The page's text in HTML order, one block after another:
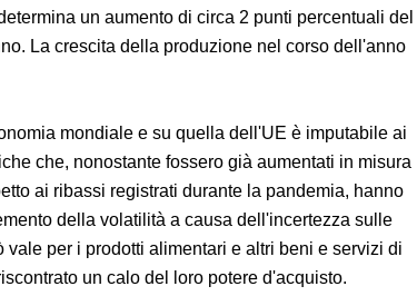
un aumento di circa 2 punti percentuali del
La crescita della produzione nel corso dell'anno
mondiale e su quella dell'UE è imputabile ai
che, nonostante fossero già aumentati in misura
ai ribassi registrati durante la pandemia, hanno
della volatilità a causa dell'incertezza sulle
per i prodotti alimentari e altri beni e servizi di
un calo del loro potere d'acquisto.